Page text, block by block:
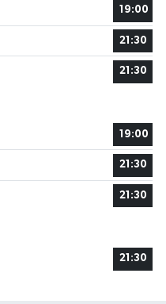
19:00
21:30
21:30
19:00
21:30
21:30
21:30